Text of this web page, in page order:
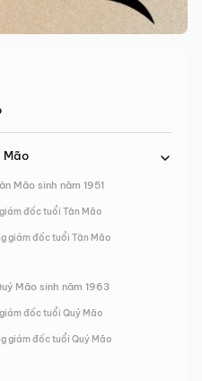
Mão
Mão sinh năm 1951
đốc tuổi Tân Mão
giám đốc tuổi Tân Mão
Mão sinh năm 1963
đốc tuổi Quý Mão
giám đốc tuổi Quý Mão